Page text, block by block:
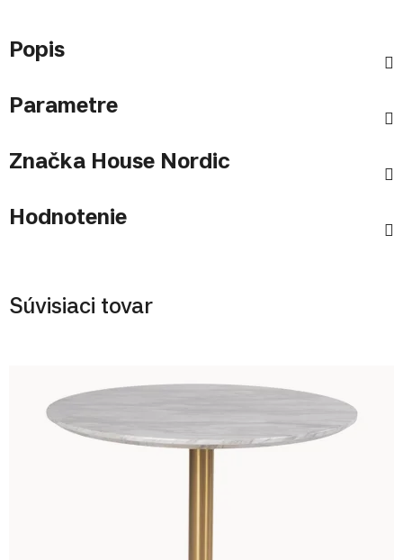
Popis
Parametre
Značka House Nordic
Hodnotenie
Súvisiaci tovar